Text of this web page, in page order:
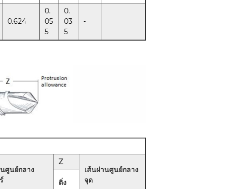
0.624
0.
05
5
0.
03
5
-
ศูนย์กลาง
Z
เส้นผ่านศูนย์กลาง
จุด
ติ่ง